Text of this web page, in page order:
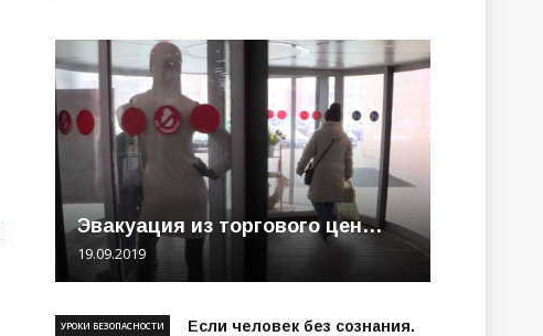
Эвакуация из торгового цен…
19.09.2019
Если человек без сознания.
УРОКИ БЕЗОПАСНОСТИ